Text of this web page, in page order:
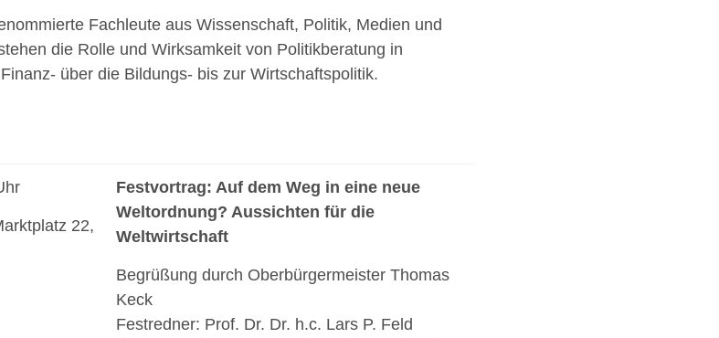
Fachleute aus Wissenschaft, Politik, Medien und
die Rolle und Wirksamkeit von Politikberatung in
über die Bildungs- bis zur Wirtschaftspolitik.
22,
Festvortrag: Auf dem Weg in eine neue
Weltordnung? Aussichten für die
Weltwirtschaft
Begrüßung durch Oberbürgermeister Thomas
Keck
Festredner: Prof. Dr. Dr. h.c. Lars P. Feld